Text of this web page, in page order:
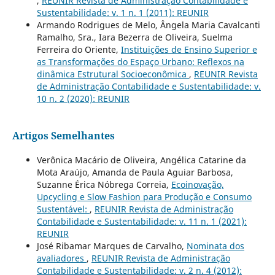
Sustentabilidade: v. 1 n. 1 (2011): REUNIR
Armando Rodrigues de Melo, Ângela Maria Cavalcanti
Ramalho, Sra., Iara Bezerra de Oliveira, Suelma
Ferreira do Oriente, Instituições de Ensino Superior e
as Transformações do Espaço Urbano: Reflexos na
dinâmica Estrutural Socioeconômica , REUNIR Revista
de Administração Contabilidade e Sustentabilidade: v.
10 n. 2 (2020): REUNIR
Artigos Semelhantes
Verônica Macário de Oliveira, Angélica Catarine da
Mota Araújo, Amanda de Paula Aguiar Barbosa,
Suzanne Érica Nóbrega Correia, Ecoinovação,
Upcycling e Slow Fashion para Produção e Consumo
Sustentável: , REUNIR Revista de Administração
Contabilidade e Sustentabilidade: v. 11 n. 1 (2021):
REUNIR
José Ribamar Marques de Carvalho, Nominata dos
avaliadores , REUNIR Revista de Administração
Contabilidade e Sustentabilidade: v. 2 n. 4 (2012):